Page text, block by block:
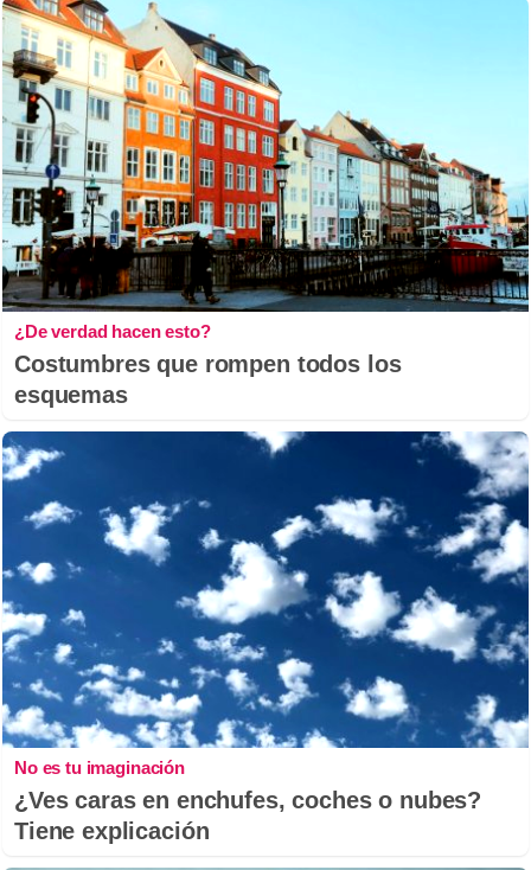
¿De verdad hacen esto?
Costumbres que rompen todos los
esquemas
No es tu imaginación
¿Ves caras en enchufes, coches o nubes?
Tiene explicación